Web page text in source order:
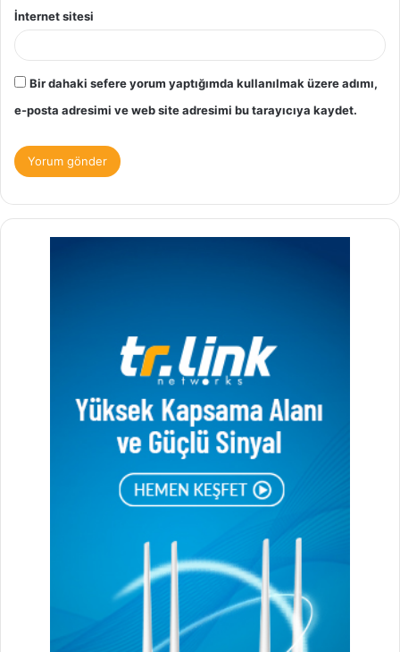
İnternet sitesi
Bir dahaki sefere yorum yaptığımda kullanılmak üzere adımı,
e-posta adresimi ve web site adresimi bu tarayıcıya kaydet.